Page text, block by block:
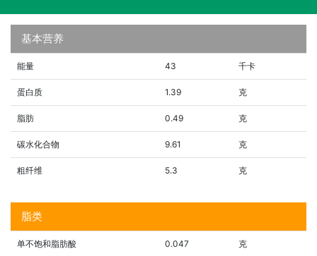
基本营养
能量 43 千卡
蛋白质 1.39 克
脂肪 0.49 克
碳水化合物 9.61 克
粗纤维 5.3 克
脂类
单不饱和脂肪酸 0.047 克